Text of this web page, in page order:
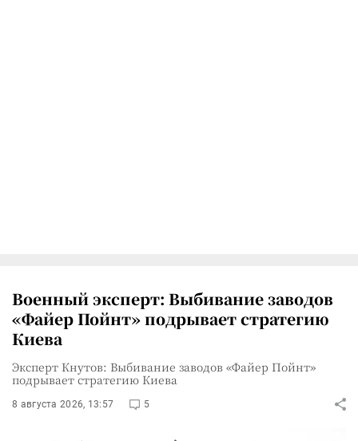
Военный эксперт: Выбивание заводов
«Файер Пойнт» подрывает стратегию
Киева
Эксперт Кнутов: Выбивание заводов «Файер Пойнт»
подрывает стратегию Киева
8 августа 2026, 13:57 5